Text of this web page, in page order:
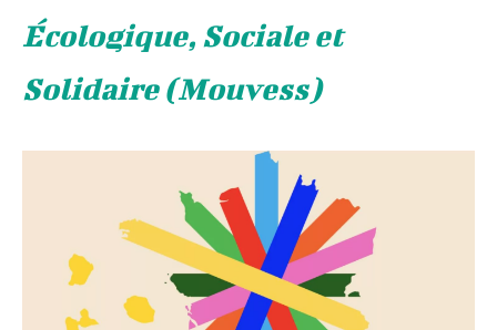
Écologique, Sociale et
Solidaire (Mouvess)